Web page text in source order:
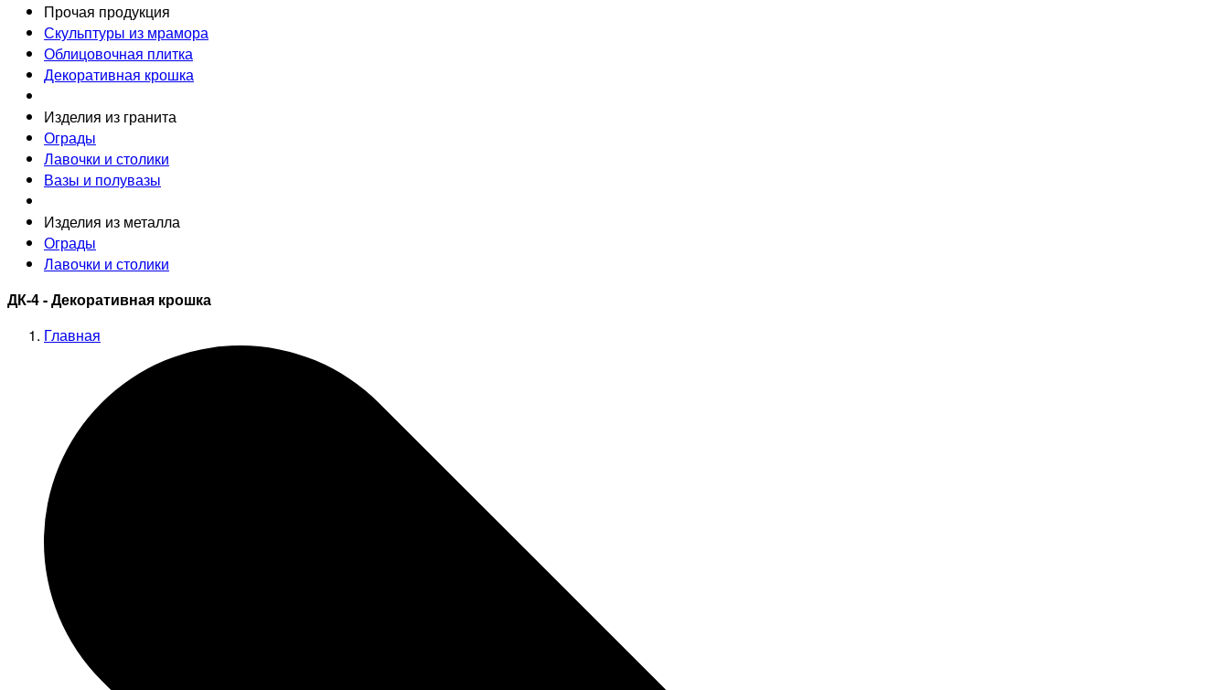
Прочая продукция
Скульптуры из мрамора
Облицовочная плитка
Декоративная крошка
Изделия из гранита
Ограды
Лавочки и столики
Вазы и полувазы
Изделия из металла
Ограды
Лавочки и столики
ДК-4 - Декоративная крошка
Главная